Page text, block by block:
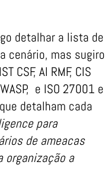
detalhar a lista de
cenário, mas sugiro
CSF, AI RMF, CIS
e ISO 27001 e
detalham cada
para
de ameacas
organização a